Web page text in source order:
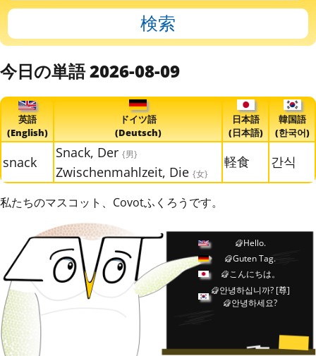
今日の単語 2026-08-09
英語
(English)
ドイツ語
(Deutsch)
日本語
(日本語)
韓国語
(한국어)
snack
Snack, Der {男}
Zwischenmahlzeit, Die {女}
軽食 간식
私たちのマスコット、Covotふくろうです。
Hello.
Guten Tag.
こんにちは。
안녕하십니까? [尊]
안녕하세요?